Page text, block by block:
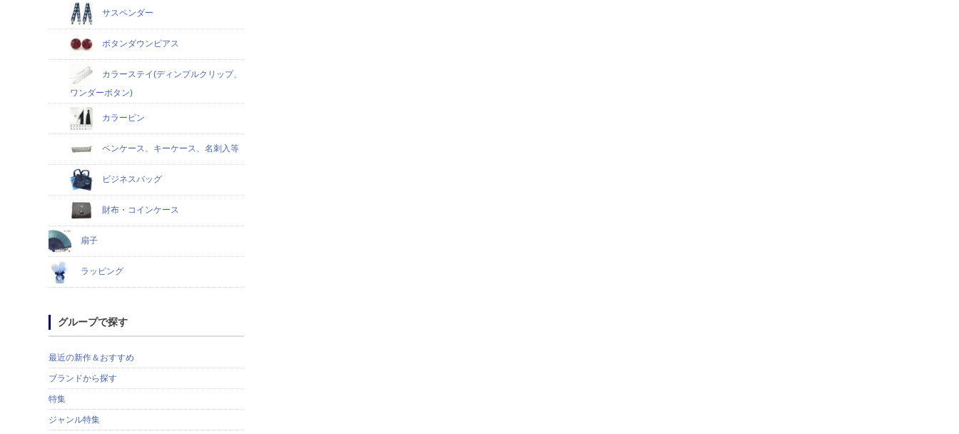
サスペンダー
ボタンダウンピアス
カラーステイ(ディンプルクリップ、
ワンダーボタン)
カラーピン
ペンケース、キーケース、名刺入等
ビジネスバッグ
財布・コインケース
扇子
ラッピング
グループで探す
最近の新作＆おすすめ
ブランドから探す
特集
ジャンル特集